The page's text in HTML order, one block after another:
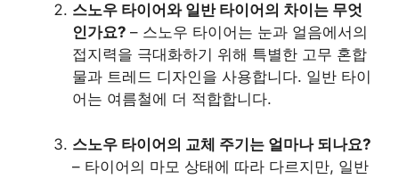
스노우 타이어와 일반 타이어의 차이는 무엇
인가요? – 스노우 타이어는 눈과 얼음에서의
접지력을 극대화하기 위해 특별한 고무 혼합
물과 트레드 디자인을 사용합니다. 일반 타이
어는 여름철에 더 적합합니다.
스노우 타이어의 교체 주기는 얼마나 되나요?
– 타이어의 마모 상태에 따라 다르지만, 일반